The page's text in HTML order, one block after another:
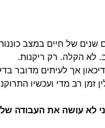
שנים של חיים במצב
לא הקלה. רק ריקנות.
אך לעיתים מדובר
זמן רב מדי ועכשיו
לא עושה את העבודה